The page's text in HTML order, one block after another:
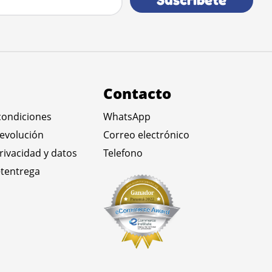
y datos
Contacto
WhatsApp
Correo electrónico
Telefono